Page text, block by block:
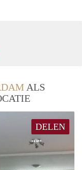
ALS
DELEN